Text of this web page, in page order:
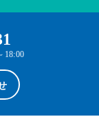
18:00